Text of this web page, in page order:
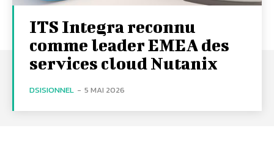
ITS Integra reconnu
comme leader EMEA des
services cloud Nutanix
DSISIONNEL - 5 MAI 2026